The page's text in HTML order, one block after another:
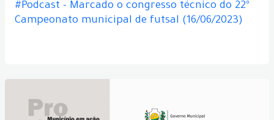
#Podcast - Marcado o congresso técnico do 22º
Campeonato municipal de futsal (16/06/2023)